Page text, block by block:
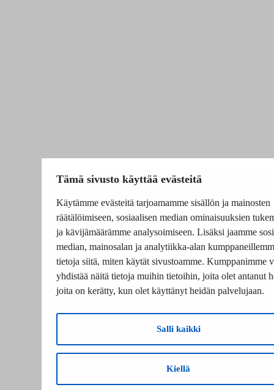
Tämä sivusto käyttää evästeitä
Käytämme evästeitä tarjoamamme sisällön ja mainosten
räätälöimiseen, sosiaalisen median ominaisuuksien
ja kävijämäärämme analysoimiseen. Lisäksi jaamme
median, mainosalan ja analytiikka-alan
tietoja siitä, miten käytät sivustoamme. Kumppanimme
yhdistää näitä tietoja muihin tietoihin, joita olet antanut
joita on kerätty, kun olet käyttänyt heidän palvelujaan.
Salli kaikki
Kiellä